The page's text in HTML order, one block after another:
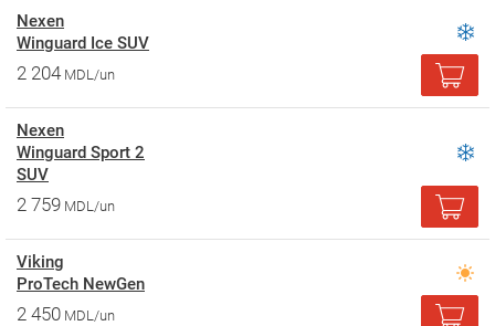
Nexen
Winguard Ice SUV
2 204 MDL/un
Nexen
Winguard Sport 2
SUV
2 759 MDL/un
Viking
ProTech NewGen
2 450 MDL/un